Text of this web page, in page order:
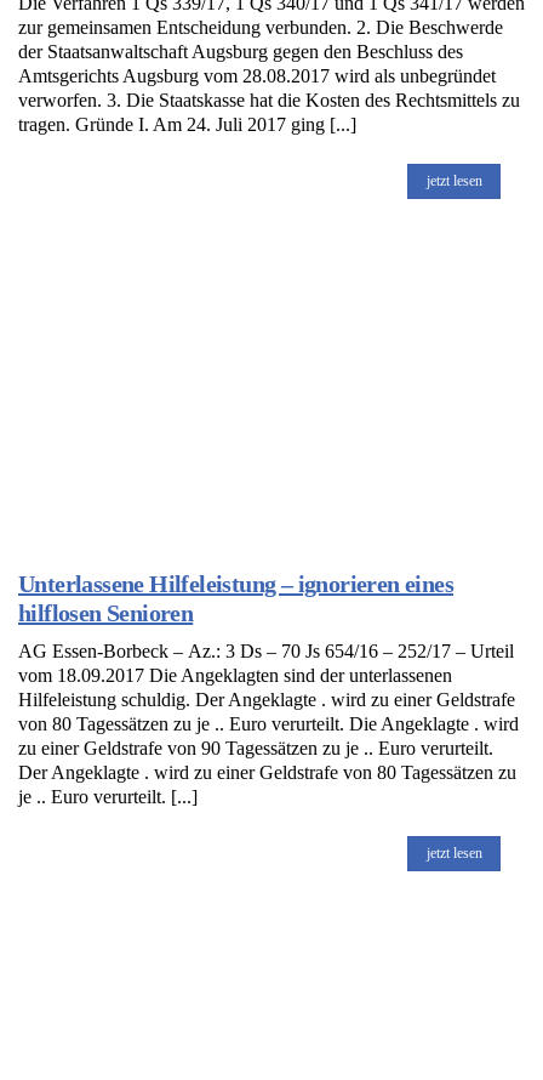
zur gemeinsamen Entscheidung verbunden. 2. Die Beschwerde
der Staatsanwaltschaft Augsburg gegen den Beschluss des
Amtsgerichts Augsburg vom 28.08.2017 wird als unbegründet
verworfen. 3. Die Staatskasse hat die Kosten des Rechtsmittels zu
tragen. Gründe I. Am 24. Juli 2017 ging [...]
jetzt lesen
Unterlassene Hilfeleistung – ignorieren eines
hilflosen Senioren
AG Essen-Borbeck – Az.: 3 Ds – 70 Js 654/16 – 252/17 – Urteil
vom 18.09.2017 Die Angeklagten sind der unterlassenen
Hilfeleistung schuldig. Der Angeklagte . wird zu einer Geldstrafe
von 80 Tagessätzen zu je .. Euro verurteilt. Die Angeklagte . wird
zu einer Geldstrafe von 90 Tagessätzen zu je .. Euro verurteilt.
Der Angeklagte . wird zu einer Geldstrafe von 80 Tagessätzen zu
je .. Euro verurteilt. [...]
jetzt lesen